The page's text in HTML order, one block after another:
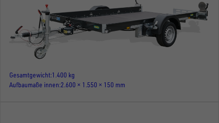
Gesamtgewicht 1.400 kg
Aufbaumaße innen 2.600 × 1.550 × 150 mm